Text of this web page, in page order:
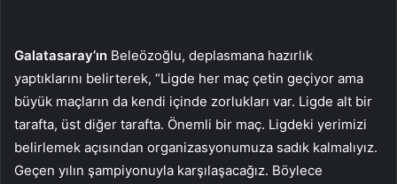
Galatasaray’ın Beleözoğlu, deplasmana hazırlık
yaptıklarını belirterek, “Ligde her maç çetin geçiyor ama
büyük maçların da kendi içinde zorlukları var. Ligde alt bir
tarafta, üst diğer tarafta. Önemli bir maç. Ligdeki yerimizi
belirlemek açısından organizasyonumuza sadık kalmalıyız.
Geçen yılın şampiyonuyla karşılaşacağız. Böylece